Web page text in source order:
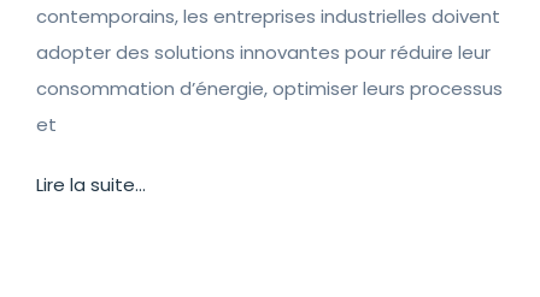
contemporains, les entreprises industrielles doivent
adopter des solutions innovantes pour réduire leur
consommation d’énergie, optimiser leurs processus
et
Lire la suite...